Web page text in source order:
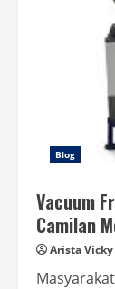
Blog
Vacuum
Camilan
Arista